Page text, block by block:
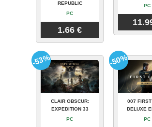
REPUBLIC
PC
1.66 €
PC
CLAIR OBSCUR:
EXPEDITION 33
PC
-53%
007
DELUXE
PC
-50%